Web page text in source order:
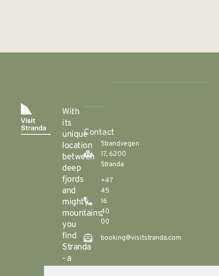
With
its
unique
location
between
deep
fjords
and
mighty
mountains,
you
find
Stranda
- a
year-
Contact
Strandvegen
17, 6200
Stranda
+47
45
16
40
00
booking@visitstranda.com